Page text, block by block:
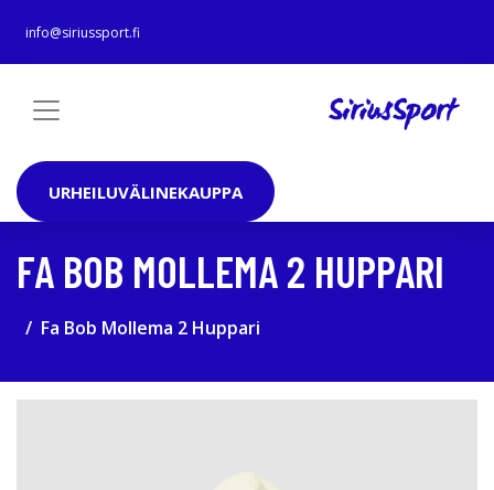
info@siriussport.fi
URHEILUVÄLINEKAUPPA
FA BOB MOLLEMA 2 HUPPARI
Fa Bob Mollema 2 Huppari